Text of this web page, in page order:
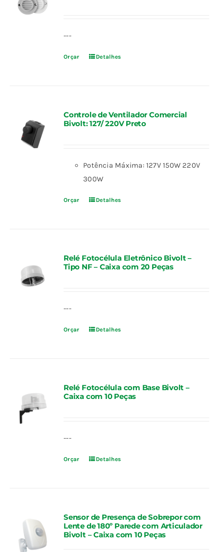
---
Orçar Detalhes
Controle de Ventilador Comercial
Bivolt: 127/ 220V Preto
Potência Máxima: 127V 150W 220V
300W
Orçar Detalhes
Relé Fotocélula Eletrônico Bivolt –
Tipo NF – Caixa com 20 Peças
---
Orçar Detalhes
Relé Fotocélula com Base Bivolt –
Caixa com 10 Peças
---
Orçar Detalhes
Sensor de Presença de Sobrepor com
Lente de 180º Parede com Articulador
Bivolt – Caixa com 10 Peças